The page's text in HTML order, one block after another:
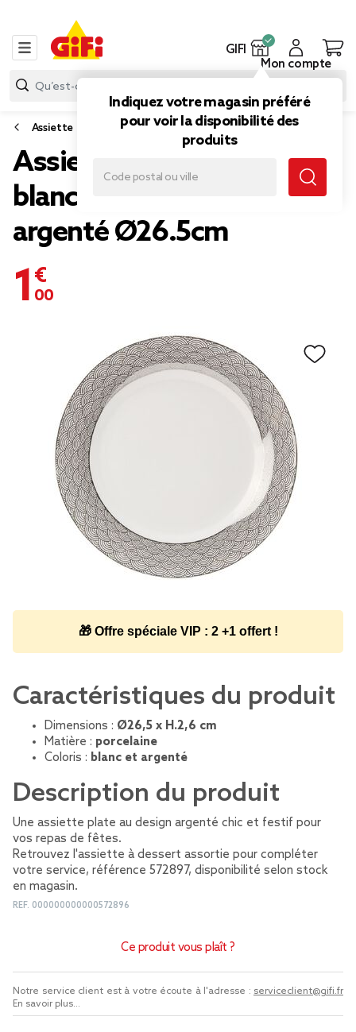
GIFI
Indiquez votre magasin préféré
pour voir la disponibilité des
produits
Mon compte
Assiette
Assiette plate porcelaine
blanche bord motif
argenté Ø26.5cm
1,00 €
🎁 Offre spéciale VIP : 2 +1 offert !
Caractéristiques du produit
Dimensions : Ø26,5 x H.2,6 cm
Matière : porcelaine
Coloris : blanc et argenté
Description du produit
Une assiette plate au design argenté chic et festif pour
vos repas de fêtes.
Retrouvez l'assiette à dessert assortie pour compléter
votre service, référence 572897, disponibilité selon stock
en magasin.
REF. 000000000000572896
Ce produit vous plaît ?
Notre service client est à votre écoute à l'adresse : serviceclient@gifi.fr
En savoir plus...